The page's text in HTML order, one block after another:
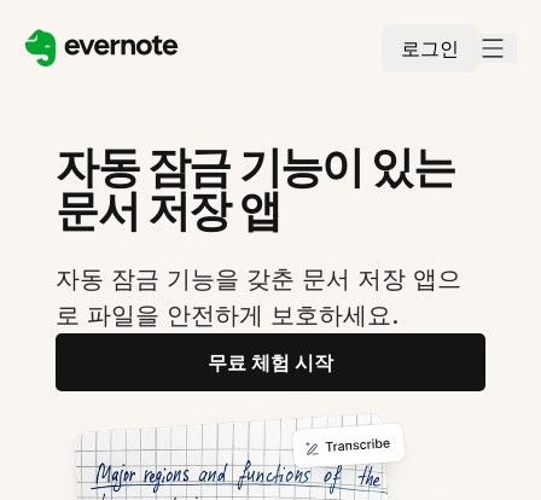
로그인
자동 잠금 기능이 있는
문서 저장 앱
자동 잠금 기능을 갖춘 문서 저장 앱으
로 파일을 안전하게 보호하세요.
무료 체험 시작